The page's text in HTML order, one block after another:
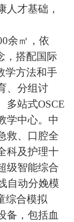
人才基础，
余㎡，依
，搭配国际
学方法和手
、分组讨
多站式OSCE
学中心。中
救、口腔全
科及护理十
级智能综合
自动分娩模
综合模拟
备，包括血